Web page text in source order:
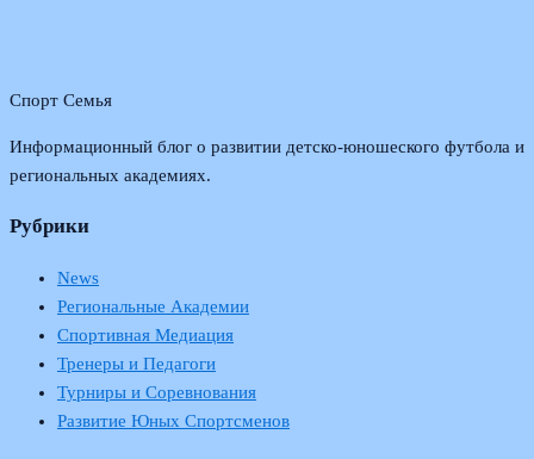
Спорт Семья
Информационный блог о развитии детско-юношеского футбола и
региональных академиях.
Рубрики
News
Региональные Академии
Спортивная Медиация
Тренеры и Педагоги
Турниры и Соревнования
Развитие Юных Спортсменов